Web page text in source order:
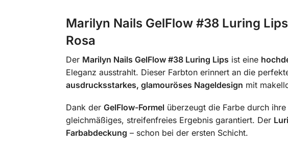
Marilyn Nails GelFlow #38 Luring
Rosa
Der Marilyn Nails GelFlow #38 Luring Lips ist eine
Eleganz ausstrahlt. Dieser Farbton erinnert an die
ausdrucksstarkes, glamouröses Nageldesign mit
Dank der GelFlow-Formelüberzeugt die Farbe durch ihre
gleichmäßiges, streifenfreies Ergebnis garantiert. Der
Farbabdeckung – schon bei der ersten Schicht.